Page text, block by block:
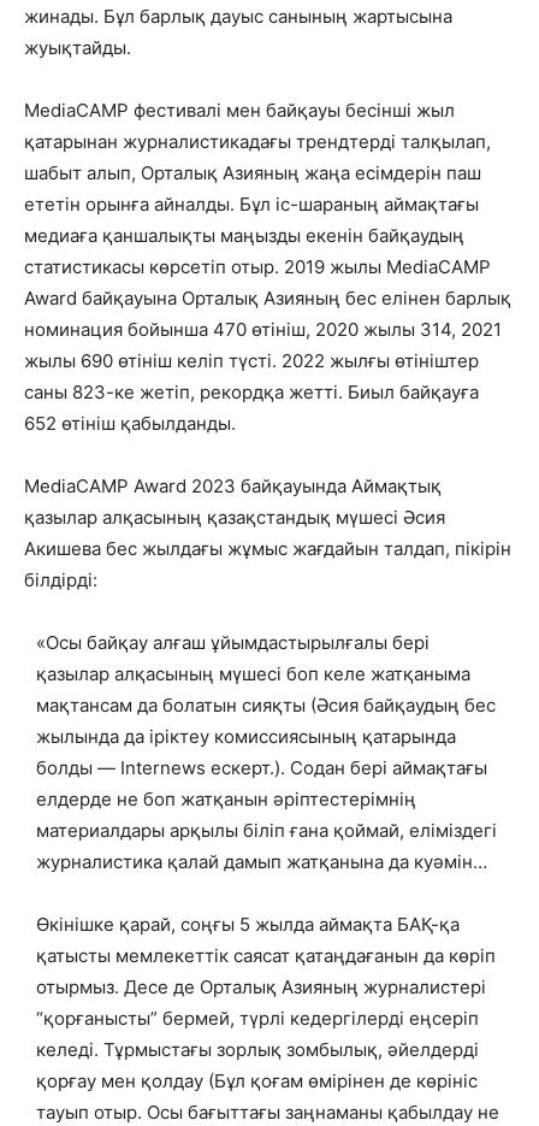
жинады. Бұл барлық дауыс санының жартысына
жуықтайды.
MediaCAMP фестивалі мен байқауы бесінші жыл
қатарынан журналистикадағы трендтерді талқылап,
шабыт алып, Орталық Азияның жаңа есімдерін паш
ететін орынға айналды. Бұл іс-шараның аймақтағы
медиаға қаншалықты маңызды екенін байқаудың
статистикасы көрсетіп отыр. 2019 жылы MediaCAMP
Award байқауына Орталық Азияның бес елінен барлық
номинация бойынша 470 өтініш, 2020 жылы 314, 2021
жылы 690 өтініш келіп түсті. 2022 жылғы өтініштер
саны 823-ке жетіп, рекордқа жетті. Биыл байқауға
652 өтініш қабылданды.
MediaCAMP Award 2023 байқауында Аймақтық
қазылар алқасының қазақстандық мүшесі Әсия
Акишева бес жылдағы жұмыс жағдайын талдап, пікірін
білдірді:
«Осы байқау алғаш ұйымдастырылғалы бері
қазылар алқасының мүшесі боп келе жатқаныма
мақтансам да болатын сияқты (Әсия байқаудың бес
жылында да іріктеу комиссиясының қатарында
болды — Internews ескерт.). Содан бері аймақтағы
елдерде не боп жатқанын әріптестерімнің
материалдары арқылы біліп ғана қоймай, еліміздегі
журналистика қалай дамып жатқанына да куәмін…
Өкінішке қарай, соңғы 5 жылда аймақта БАҚ-қа
қатысты мемлекеттік саясат қатаңдағанын да көріп
отырмыз. Десе де Орталық Азияның журналистері
“қорғанысты” бермей, түрлі кедергілерді еңсеріп
келеді. Тұрмыстағы зорлық зомбылық, әйелдерді
қорғау мен қолдау (Бұл қоғам өмірінен де көрініс
тауып отыр. Осы бағыттағы заңнаманы қабылдау не